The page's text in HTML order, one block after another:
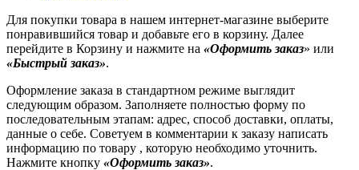
Для покупки товара в нашем интернет-магазине выберите
понравившийся товар и добавьте его в корзину. Далее
перейдите в Корзину и нажмите на «Оформить заказ» или
«Быстрый заказ».
Оформление заказа в стандартном режиме выглядит
следующим образом. Заполняете полностью форму по
последовательным этапам: адрес, способ доставки, оплаты,
данные о себе. Советуем в комментарии к заказу написать
информацию по товару , которую необходимо уточнить.
Нажмите кнопку «Оформить заказ».